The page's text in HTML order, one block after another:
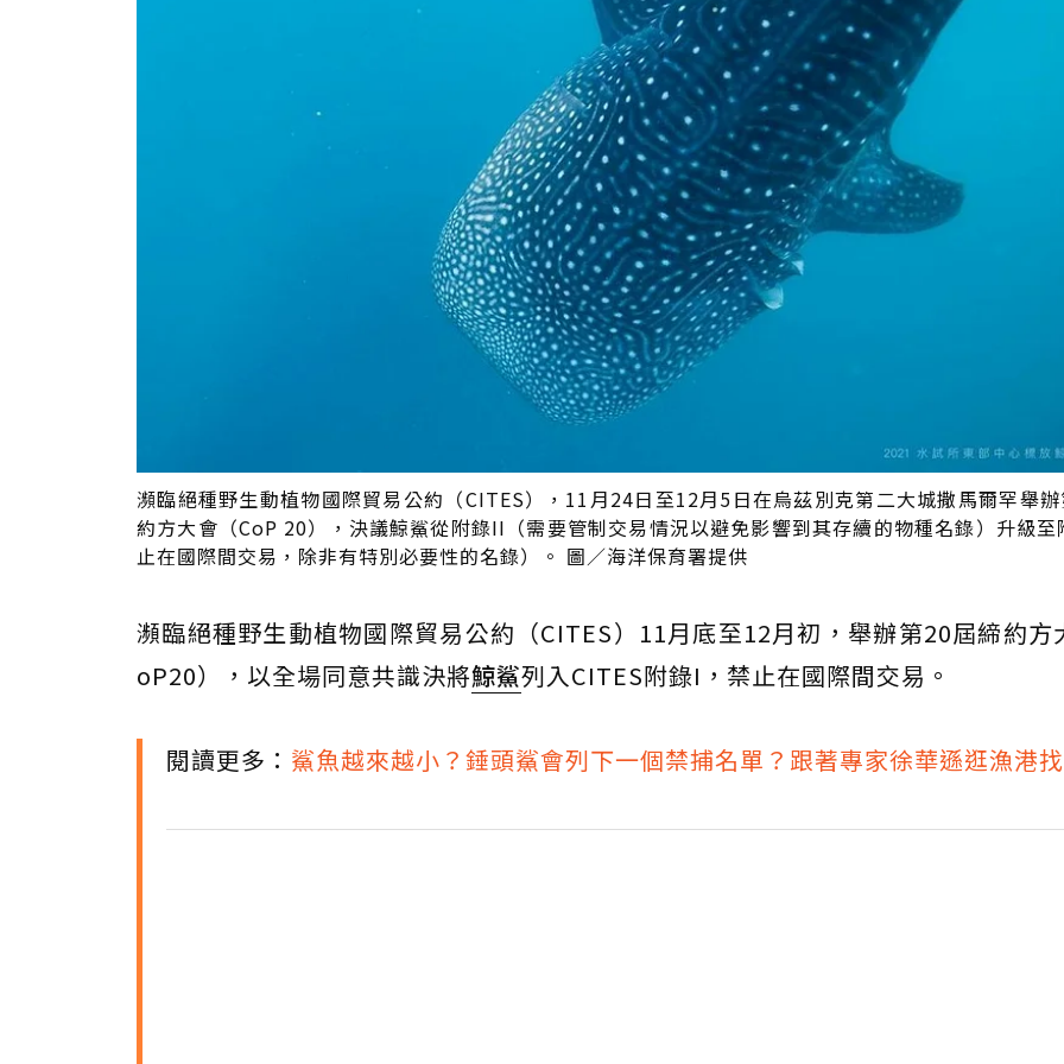
瀕臨絕種野生動植物國際貿易公約（CITES），11月24日至12月5日在烏茲別克第二大城撒馬爾罕舉
約方大會（CoP 20），決議鯨鯊從附錄II（需要管制交易情況以避免影響到其存續的物種名錄）升級至
止在國際間交易，除非有特別必要性的名錄）。 圖／海洋保育署提供
瀕臨絕種野生動植物國際貿易公約（CITES）11月底至12月初，舉辦第20屆締約方
oP20），以全場同意共識決將鯨鯊列入CITES附錄I，禁止在國際間交易。
閱讀更多： 鯊魚越來越小？錘頭鯊會列下一個禁捕名單？跟著專家徐華遜逛漁港